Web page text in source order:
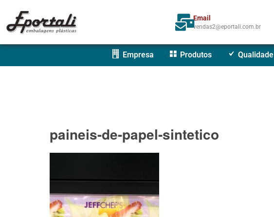
Email
vendas2@eportali.com.br
Empresa Produtos Qualidade
paineis-de-papel-sintetico